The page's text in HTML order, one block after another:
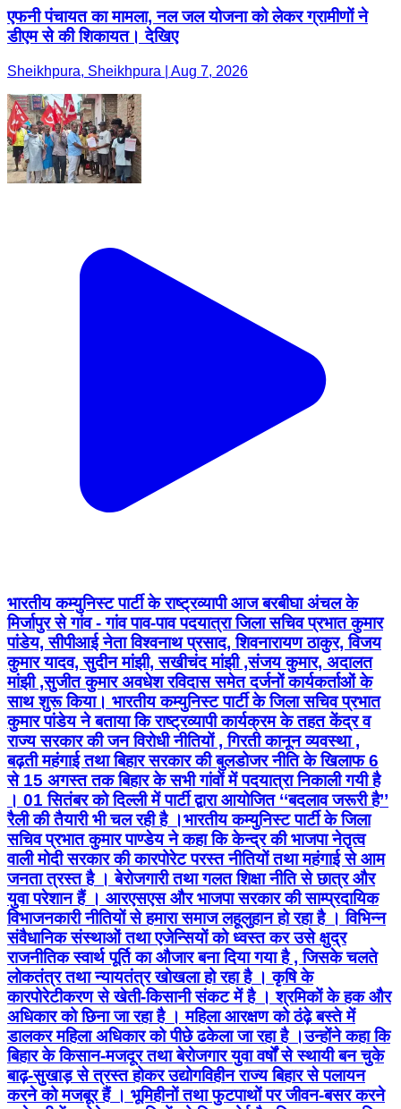
एफनी पंचायत का मामला, नल जल योजना को लेकर ग्रामीणों ने
डीएम से की शिकायत। देखिए
Sheikhpura, Sheikhpura | Aug 7, 2026
भारतीय कम्युनिस्ट पार्टी के राष्ट्रव्यापी आज बरबीघा अंचल के
मिर्जापुर से गांव - गांव पाव-पाव पदयात्रा जिला सचिव प्रभात कुमार
पांडेय, सीपीआई नेता विश्वनाथ प्रसाद, शिवनारायण ठाकुर, विजय
कुमार यादव, सुदीन मांझी, सखीचंद मांझी ,संजय कुमार, अदालत
मांझी ,सुजीत कुमार अवधेश रविदास समेत दर्जनों कार्यकर्ताओं के
साथ शुरू किया। भारतीय कम्युनिस्ट पार्टी के जिला सचिव प्रभात
कुमार पांडेय ने बताया कि राष्ट्रव्यापी कार्यक्रम के तहत केंद्र व
राज्य सरकार की जन विरोधी नीतियों , गिरती कानून व्यवस्था ,
बढ़ती महंगाई तथा बिहार सरकार की बुलडोजर नीति के खिलाफ 6
से 15 अगस्त तक बिहार के सभी गांवों में पदयात्रा निकाली गयी है
। 01 सितंबर को दिल्ली में पार्टी द्वारा आयोजित ‘‘बदलाव जरूरी है’’
रैली की तैयारी भी चल रही है ।भारतीय कम्युनिस्ट पार्टी के जिला
सचिव प्रभात कुमार पाण्डेय ने कहा कि केन्द्र की भाजपा नेतृत्व
वाली मोदी सरकार की कारपोरेट परस्त नीतियों तथा महंगाई से आम
जनता त्रस्त है । बेरोजगारी तथा गलत शिक्षा नीति से छात्र और
युवा परेशान हैं । आरएसएस और भाजपा सरकार की साम्प्रदायिक
विभाजनकारी नीतियों से हमारा समाज लहूलुहान हो रहा है । विभिन्न
संवैधानिक संस्थाओं तथा एजेन्सियों को ध्वस्त कर उसे क्षुद्र
राजनीतिक स्वार्थ पूर्ति का औजार बना दिया गया है , जिसके चलते
लोकतंत्र तथा न्यायतंत्र खोखला हो रहा है । कृषि के
कारपोरेटीकरण से खेती-किसानी संकट में है । श्रमिकों के हक और
अधिकार को छिना जा रहा है । महिला आरक्षण को ठंढ़े बस्ते में
डालकर महिला अधिकार को पीछे ढकेला जा रहा है ।उन्होंने कहा कि
बिहार के किसान-मजदूर तथा बेरोजगार युवा वर्षों से स्थायी बन चुके
बाढ़-सुखाड़ से त्रस्त होकर उद्योगविहीन राज्य बिहार से पलायन
करने को मजबूर हैं । भूमिहीनों तथा फुटपाथों पर जीवन-बसर करने